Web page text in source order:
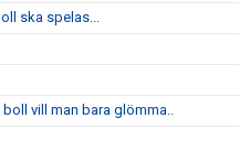
ska spelas...
vill man bara glömma..